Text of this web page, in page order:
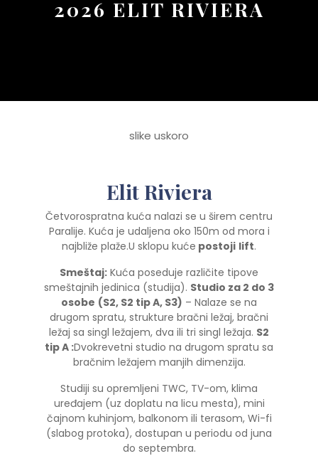
2026 ELIT RIVIERA
slike uskoro
Elit Riviera
Četvorospratna kuća nalazi se u širem centru
Paralije. Kuća je udaljena oko 150m od mora i
najbliže plaže.U sklopu kuće postoji lift.
Smeštaj: Kuća poseduje različite tipove
smeštajnih jedinica (studija). Studio za 2 do 3
osobe (S2, S2 tip A, S3) – Nalaze se na
drugom spratu, strukture bračni ležaj, bračni
ležaj sa singl ležajem, dva ili tri singl ležaja. S2
tip A :Dvokrevetni studio na drugom spratu sa
bračnim ležajem manjih dimenzija.
Studiji su opremljeni TWC, TV-om, klima
uređajem (uz doplatu na licu mesta), mini
čajnom kuhinjom, balkonom ili terasom, Wi-fi
(slabog protoka), dostupan u periodu od juna
do septembra.